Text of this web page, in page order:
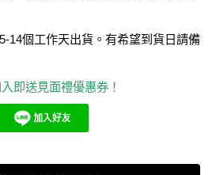
14個工作天出貨。有希望到貨日請備
即送見面禮優惠券！